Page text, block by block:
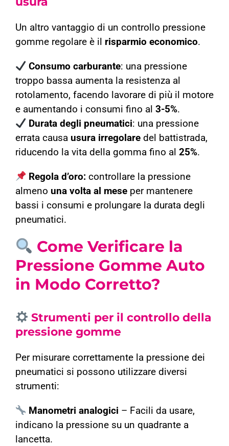
Un altro vantaggio di un controllo pressione
gomme regolare è il risparmio economico.
Consumo carburante: una pressione
troppo bassa aumenta la resistenza al
rotolamento, facendo lavorare di più il motore
e aumentando i consumi fino al 3-5%.
Durata degli pneumatici: una pressione
errata causa usura irregolaredel battistrada,
riducendo la vita della gomma fino al 25%.
Regola d’oro: controllare la pressione
almeno una volta al meseper mantenere
bassi i consumi e prolungare la durata degli
pneumatici.
Come Verificare la
Pressione Gomme Auto
in Modo Corretto?
Strumenti per il controllo della
pressione gomme
Per misurare correttamente la pressione dei
pneumatici si possono utilizzare diversi
strumenti:
Manometri analogici – Facili da usare,
indicano la pressione su un quadrante a
lancetta.